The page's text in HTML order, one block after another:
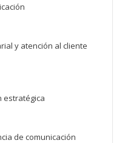
y atención al cliente
estratégica
de comunicación